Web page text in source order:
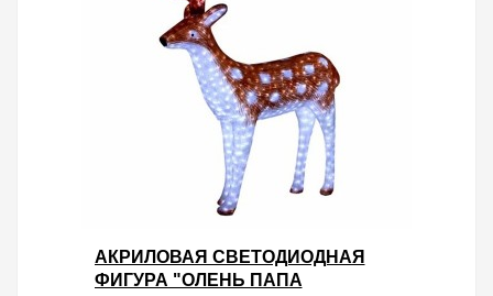
АКРИЛОВАЯ СВЕТОДИОДНАЯ
ФИГУРА "ОЛЕНЬ ПАПА